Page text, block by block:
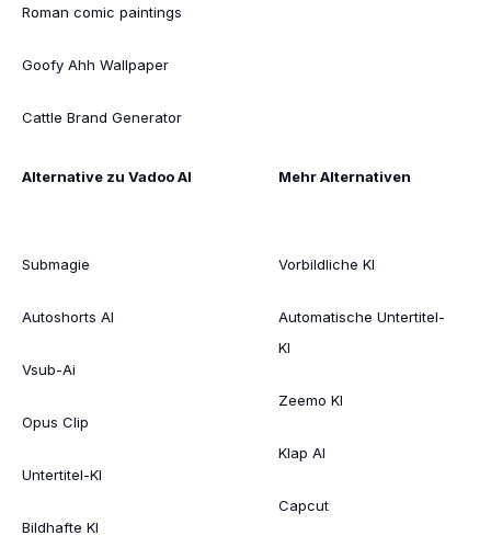
Roman comic paintings
Goofy Ahh Wallpaper
Cattle Brand Generator
Alternative zu Vadoo AI
Submagie
Autoshorts AI
Vsub-Ai
Opus Clip
Untertitel-KI
Bildhafte KI
Mehr Alternativen
Vorbildliche KI
Automatische Untertitel-
KI
Zeemo KI
Klap AI
Capcut